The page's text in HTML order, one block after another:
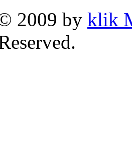
2009 by klik